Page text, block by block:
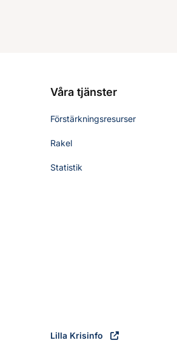
Våra tjänster
Förstärkningsresurser
Rakel
Statistik
Lilla Krisinfo